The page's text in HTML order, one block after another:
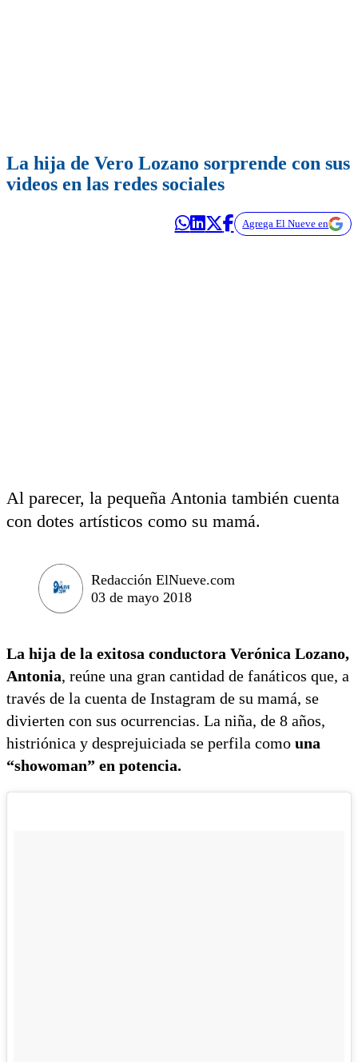
La hija de Vero Lozano sorprende con sus
videos en las redes sociales
Agrega El Nueve en
Al parecer, la pequeña Antonia también cuenta
con dotes artísticos como su mamá.
Redacción ElNueve.com
03 de mayo 2018
La hija de la exitosa conductora Verónica Lozano,
Antonia, reúne una gran cantidad de fanáticos que, a
través de la cuenta de Instagram de su mamá, se
divierten con sus ocurrencias. La niña, de 8 años,
histriónica y desprejuiciada se perfila como una
“showoman” en potencia.